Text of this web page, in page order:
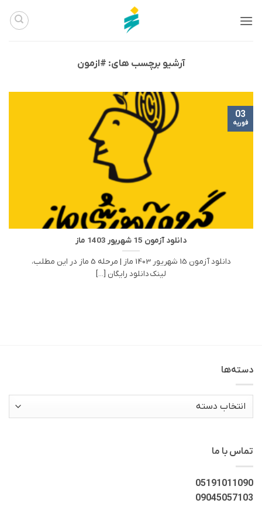
آرشیو برچسب های: #ازمون
دانلود آزمون 15 شهریور 1403 ماز
دانلود آزمون 15 شهریور 1403 ماز | مرحله 5 ماز در این مطلب،
لینک دانلود رایگان [...]
03
فوریه
دسته‌ها
دسته‌ها
تماس با ما
05191011090
09045057103